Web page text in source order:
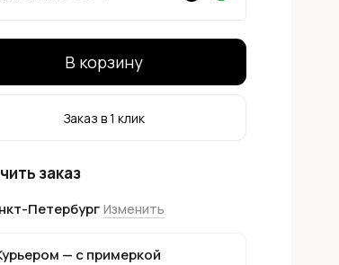
В корзину
Заказ в 1 клик
заказ
Петербург Изменить
— с примеркой